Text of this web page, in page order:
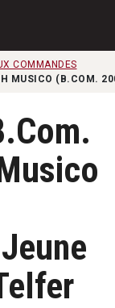
COMMANDES
MUSICO (B.COM.